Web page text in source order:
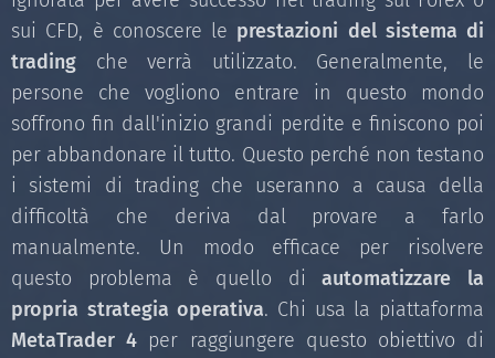
sui CFD, è conoscere le prestazioni del sistema di
trading che verrà utilizzato. Generalmente, le
persone che vogliono entrare in questo mondo
soffrono fin dall'inizio grandi perdite e finiscono poi
per abbandonare il tutto. Questo perché non testano
i sistemi di trading che useranno a causa della
difficoltà che deriva dal provare a farlo
manualmente. Un modo efficace per risolvere
questo problema è quello diautomatizzare la
propria strategia operativa. Chi usa la piattaforma
MetaTrader 4 per raggiungere questo obiettivo di